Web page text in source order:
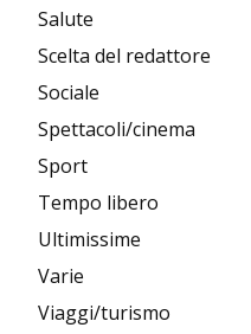
Salute
Scelta del redattore
Sociale
Spettacoli/cinema
Sport
Tempo libero
Ultimissime
Varie
Viaggi/turismo